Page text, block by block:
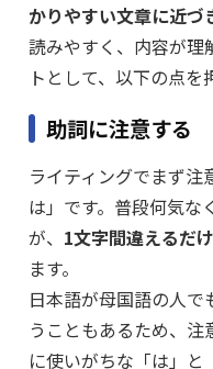
かりやすい文章に近づ
読みやすく、内容が理
トとして、以下の点を
助詞に注意する
ライティングでまず注
は」です。普段何気な
が、 1文字間違えるだ
ます。
日本語が母国語の人
うこともあるため、
に使いがちな「は」